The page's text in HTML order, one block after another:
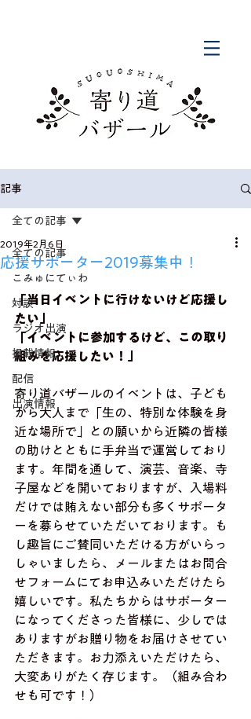
記事
全ての記事
こみゅにてぃわ
対談
ラジオ出演
掲載情報
配信
出演情報
全ての記事
応援サポーター2019募集中！
2019年2月6日
「当日イベントに行けないけど応援し
たい」
「イベントに参加するけど、この取り
組みを応援したい！」
寄り道バザールのイベントは、子ども
から大人まで「生の、特別な体験を身
近な場所で」との願いから近隣の皆様
の助けとともに手弁当で運営しており
ます。年間を通して、演芸、音楽、寺
子屋などを開いておりますが、入場料
だけでは賄えない部分も多くサポータ
ーを募らせていただいております。も
し趣旨にご賛同いただける方がいらっ
しゃいましたら、メールまたはお問合
せフォームにてお申込みいただけたら
嬉しいです。私たちからはサポーター
になってくださった皆様に、少しでは
ありますがお贈り物をお届けさせてい
ただきます。お力添えいただけたら、
大変ありがたく存じます。（組み合わ
せも可です！）